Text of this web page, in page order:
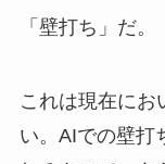
「壁打ち」だ。
これは現在にお
い。AIでの壁打